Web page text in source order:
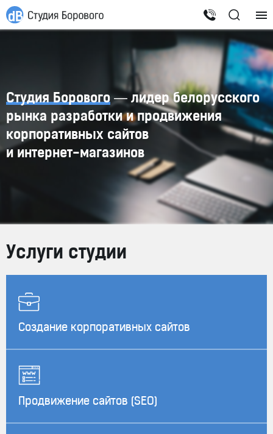
Студия Борового— лидер белорусского
рынка разработки и продвижения
корпоративных сайтов
и интернет-магазинов
Услуги студии
Создание корпоративных сайтов
Продвижение сайтов (SEO)